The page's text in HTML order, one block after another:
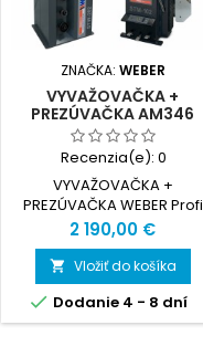
ZNAČKA: WEBER
VYVAŽOVAČKA +
PREZÚVAČKA AM346
Recenzia(e): 0
VYVAŽOVAČKA +
PREZÚVAČKA WEBER Profi
Serie
Cena
2 190,00 €
 Vložiť do košíka
 Dodanie 4 - 8 dní